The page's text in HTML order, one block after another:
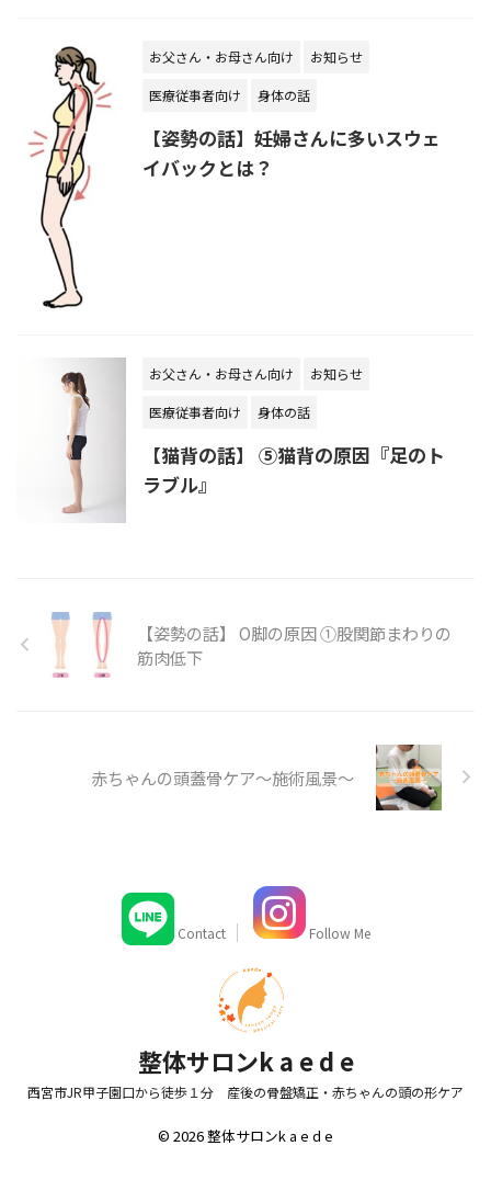
お父さん・お母さん向け お知らせ
医療従事者向け 身体の話
【姿勢の話】妊婦さんに多いスウェ
イバックとは？
お父さん・お母さん向け お知らせ
医療従事者向け 身体の話
【猫背の話】 ⑤猫背の原因『足のト
ラブル』
【姿勢の話】 O脚の原因 ➀股関節まわりの
筋肉低下
赤ちゃんの頭蓋骨ケア～施術風景～
Contact Follow Me
整体サロンk a e d e
西宮市JR甲子園口から徒歩１分 産後の骨盤矯正・赤ちゃんの頭の形ケア
© 2026 整体サロンk a e d e